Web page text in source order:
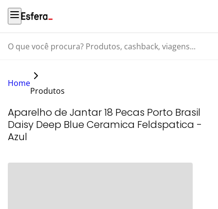
O que você procura? Produtos, cashback, viagens...
Home
Produtos
Aparelho de Jantar 18 Pecas Porto Brasil
Daisy Deep Blue Ceramica Feldspatica -
Azul